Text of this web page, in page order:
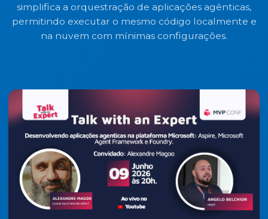
simplifica a orquestração de aplicações agênticas,
permitindo executar o mesmo código localmente e
na nuvem com mínimas configurações.